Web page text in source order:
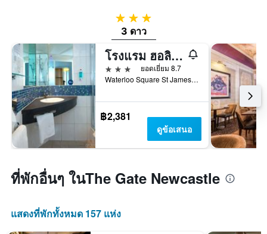
3 ดาว
3 ดาว
โรงแรม ฮอลิเดย์ อินน์ เอ็กซ์เพรส นิวคาสเซิล ซิตี้เซ็นเตอร์ บาย IHG
3 ดาว
ยอดเยี่ยม 8.7
Waterloo Square St James Boulevard, นิวคาสเซิลอะพอนไทน์, สหราชอาณาจักร
฿2,381
ดูข้อเสนอ
ที่พักอื่นๆ ในThe Gate Newcastle
แสดงที่พักทั้งหมด 157 แห่ง